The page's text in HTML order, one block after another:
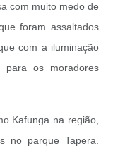
com muito medo de
foram assaltados
com a iluminação
os moradores
Kafunga na região,
no parque Tapera.